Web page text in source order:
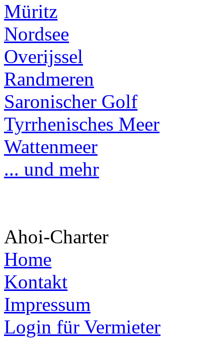
Müritz
Nordsee
Overijssel
Randmeren
Saronischer Golf
Tyrrhenisches Meer
Wattenmeer
... und mehr
Ahoi-Charter
Home
Kontakt
Impressum
Login für Vermieter